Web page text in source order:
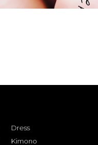
Dress
Kimono